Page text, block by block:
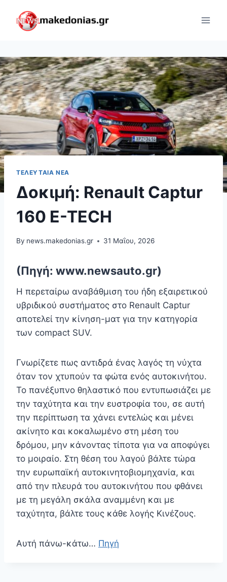
content
ΤΕΛΕΥΤΑΊΑ ΝΈΑ
Δοκιμή: Renault Captur
160 E-TECH
By news.makedonias.gr 31 Μαΐου, 2026
(Πηγή: www.newsauto.gr)
Η περεταίρω αναβάθμιση του ήδη εξαιρετικού
υβριδικού συστήματος στο Renault Captur
αποτελεί την κίνηση-ματ για την κατηγορία
των compact SUV.
Γνωρίζετε πως αντιδρά ένας λαγός τη νύχτα
όταν τον χτυπούν τα φώτα ενός αυτοκινήτου.
Το πανέξυπνο θηλαστικό που εντυπωσιάζει με
την ταχύτητα και την ευστροφία του, σε αυτή
την περίπτωση τα χάνει εντελώς και μένει
ακίνητο και κοκαλωμένο στη μέση του
δρόμου, μην κάνοντας τίποτα για να αποφύγει
το μοιραίο. Στη θέση του λαγού βάλτε τώρα
την ευρωπαϊκή αυτοκινητοβιομηχανία, και
από την πλευρά του αυτοκινήτου που φθάνει
με τη μεγάλη σκάλα αναμμένη και με
ταχύτητα, βάλτε τους κάθε λογής Κινέζους.
Αυτή πάνω-κάτω… Πηγή